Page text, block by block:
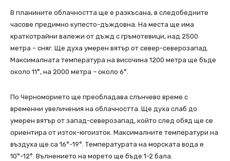
В планините облачността ще е разкъсана, в следобедните
часове предимно купесто-дъждовна. На места ще има
краткотрайни валежи от дъжд с гръмотевици, над 2500
метра – сняг. Ще духа умерен вятър от север-северозапад.
Максималната температура на височина 1200 метра ще бъде
около 11°, на 2000 метра – около 6°.
По Черноморието ще преобладава слънчево време с
временни увеличения на облачността. Ще духа слаб до
умерен вятър от запад-северозапад, който след обяд ще се
ориентира от изток-югоизток. Максималните температури на
въздуха ще са 16°-19°. Температурата на морската вода е
10°-12°. Вълнението на морето ще бъде 1-2 бала.